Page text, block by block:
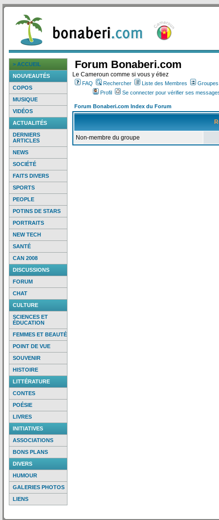
> ACCUEIL
NOUVEAUTÉS
COPOS
MUSIQUE
VIDÉOS
ACTUALITÉS
DERNIERS
ARTICLES
NEWS
SOCIÉTÉ
FAITS DIVERS
SPORTS
PEOPLE
POTINS DE STARS
PORTRAITS
NEW TECH
SANTÉ
CAN 2008
DISCUSSIONS
FORUM
CHAT
CULTURE
SCIENCES ET
ÉDUCATION
FEMMES ET BEAUTÉ
POINT DE VUE
SOUVENIR
HISTOIRE
LITTÉRATURE
CONTES
POÉSIE
LIVRES
INITIATIVES
ASSOCIATIONS
BONS PLANS
DIVERS
HUMOUR
GALERIES PHOTOS
LIENS
Forum Bonaberi.com
Le Cameroun comme si vous y étiez
FAQ Rechercher Liste des Membres
Profil
Se connecter pour vérifier ses
Forum Bonaberi.com Index du Forum
Non-membre du groupe